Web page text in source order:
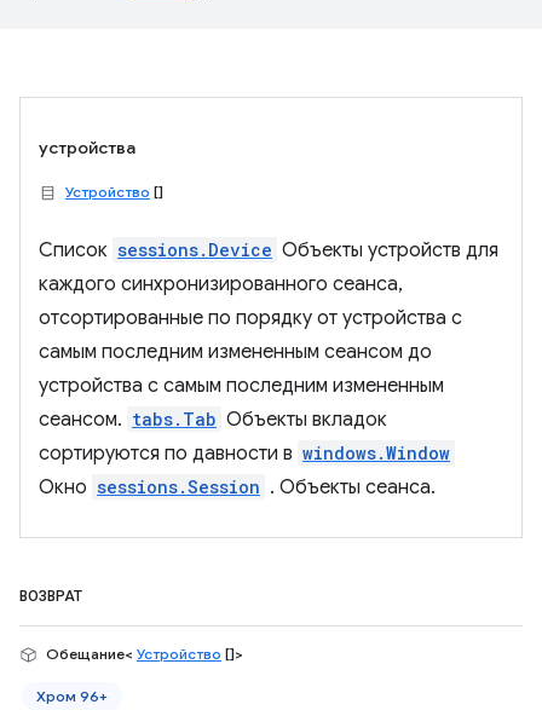
устройства
Устройство []
Список sessions.Device Объекты устройств для
каждого синхронизированного сеанса,
отсортированные по порядку от устройства с
самым последним измененным сеансом до
устройства с самым последним измененным
сеансом. tabs.Tab Объекты вкладок
сортируются по давности в windows.Window
Окно sessions.Session . Объекты сеанса.
ВОЗВРАТ
Обещание< Устройство []>
Хром 96+